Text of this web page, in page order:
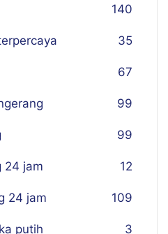
140
35
67
99
99
24 jam 12
24 jam 109
putih 3